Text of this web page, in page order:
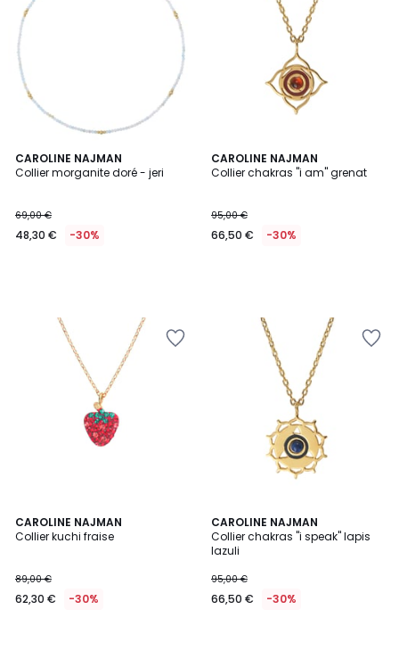
CAROLINE NAJMAN
Collier morganite doré - jeri
69,00 €
48,30 € -30%
CAROLINE NAJMAN
Collier chakras "i am" grenat
95,00 €
66,50 € -30%
CAROLINE NAJMAN
Collier kuchi fraise
89,00 €
62,30 € -30%
CAROLINE NAJMAN
Collier chakras "i speak" lapis
lazuli
95,00 €
66,50 € -30%